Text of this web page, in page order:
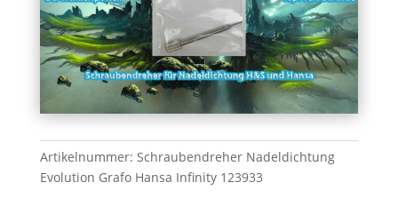
Artikelnummer: Schraubendreher Nadeldichtung
Evolution Grafo Hansa Infinity 123933